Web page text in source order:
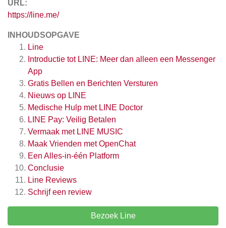
URL:
https://line.me/
INHOUDSOPGAVE
Line
Introductie tot LINE: Meer dan alleen een Messenger
App
Gratis Bellen en Berichten Versturen
Nieuws op LINE
Medische Hulp met LINE Doctor
LINE Pay: Veilig Betalen
Vermaak met LINE MUSIC
Maak Vrienden met OpenChat
Een Alles-in-één Platform
Conclusie
Line Reviews
Schrijf een review
Bezoek Line